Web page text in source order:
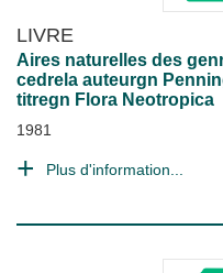
LIVRE
Aires naturelles des
cedrela auteurgn
titregn Flora Neotropica
1981
Plus d'information...